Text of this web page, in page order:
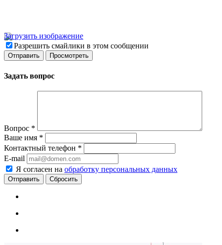
Загрузить изображение
Разрешить смайлики в этом сообщении
Задать вопрос
Вопрос *
Ваше имя *
Контактный телефон *
E-mail
Я согласен на обработку персональных данных
Сбросить